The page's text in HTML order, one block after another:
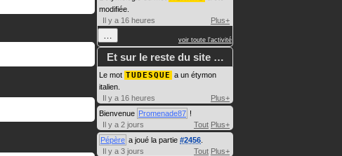
modifiée.
Il y a 16 heures
Plus+
… voir toute l'activité
Et sur le reste du site …
Le mot TUDESQUE a un étymon
italien.
Il y a 16 heures
Plus+
Bienvenue Promenade87 !
Il y a 2 jours
Tout Plus+
Pépère a joué la partie #2456
Il y a 3 jours
Tout Plus+